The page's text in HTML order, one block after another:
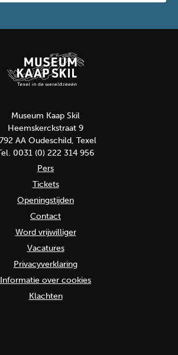
Museum Kaap Skil
Heemskerckstraat 9
AA Oudeschild, Texel
0031 (0) 222 314 956
Pers
Tickets
Openingstijden
Contact
Word vrijwilliger
Vacatures
Privacyverklaring
Informatie over cookies
Klachten